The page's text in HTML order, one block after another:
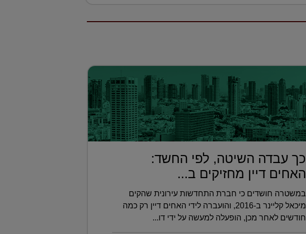
כך עבדה השיטה, לפי החשד:
האחים דיין מחזיקים ב...
במשטרה חושדים כי חברת התחדשות עירונית שהקים
מיכאל קליינר ב-2016, והועברה לידי האחים דיין רק כמה
חודשים לאחר מכן, הופעלה למעשה על ידי דו...